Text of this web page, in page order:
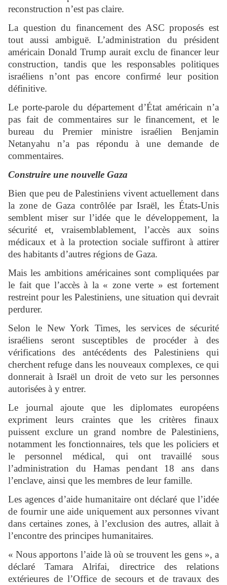
reconstruction n’est pas claire.
La question du financement des ASC proposés est
tout aussi ambiguë. L’administration du président
américain Donald Trump aurait exclu de financer leur
construction, tandis que les responsables politiques
israéliens n’ont pas encore confirmé leur position
définitive.
Le porte-parole du département d’État américain n’a
pas fait de commentaires sur le financement, et le
bureau du Premier ministre israélien Benjamin
Netanyahu n’a pas répondu à une demande de
commentaires.
Construire une nouvelle Gaza
Bien que peu de Palestiniens vivent actuellement dans
la zone de Gaza contrôlée par Israël, les États-Unis
semblent miser sur l’idée que le développement, la
sécurité et, vraisemblablement, l’accès aux soins
médicaux et à la protection sociale suffiront à attirer
des habitants d’autres régions de Gaza.
Mais les ambitions américaines sont compliquées par
le fait que l’accès à la « zone verte » est fortement
restreint pour les Palestiniens, une situation qui devrait
perdurer.
Selon le New York Times, les services de sécurité
israéliens seront susceptibles de procéder à des
vérifications des antécédents des Palestiniens qui
cherchent refuge dans les nouveaux complexes, ce qui
donnerait à Israël un droit de veto sur les personnes
autorisées à y entrer.
Le journal ajoute que les diplomates européens
expriment leurs craintes que les critères finaux
puissent exclure un grand nombre de Palestiniens,
notamment les fonctionnaires, tels que les policiers et
le personnel médical, qui ont travaillé sous
l’administration du Hamas pendant 18 ans dans
l’enclave, ainsi que les membres de leur famille.
Les agences d’aide humanitaire ont déclaré que l’idée
de fournir une aide uniquement aux personnes vivant
dans certaines zones, à l’exclusion des autres, allait à
l’encontre des principes humanitaires.
« Nous apportons l’aide là où se trouvent les gens », a
déclaré Tamara Alrifai, directrice des relations
extérieures de l’Office de secours et de travaux des